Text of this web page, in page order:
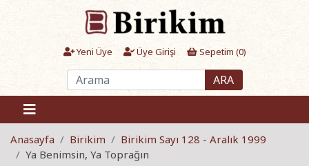
Yeni Üye Üye Girişi Sepetim (0)
ARA
Anasayfa Birikim
Birikim Sayı 128 - Aralık 1999
Ya Benimsin, Ya Toprağın